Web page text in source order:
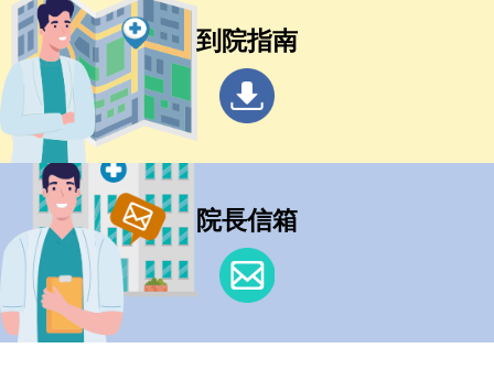
到院指南
院長信箱